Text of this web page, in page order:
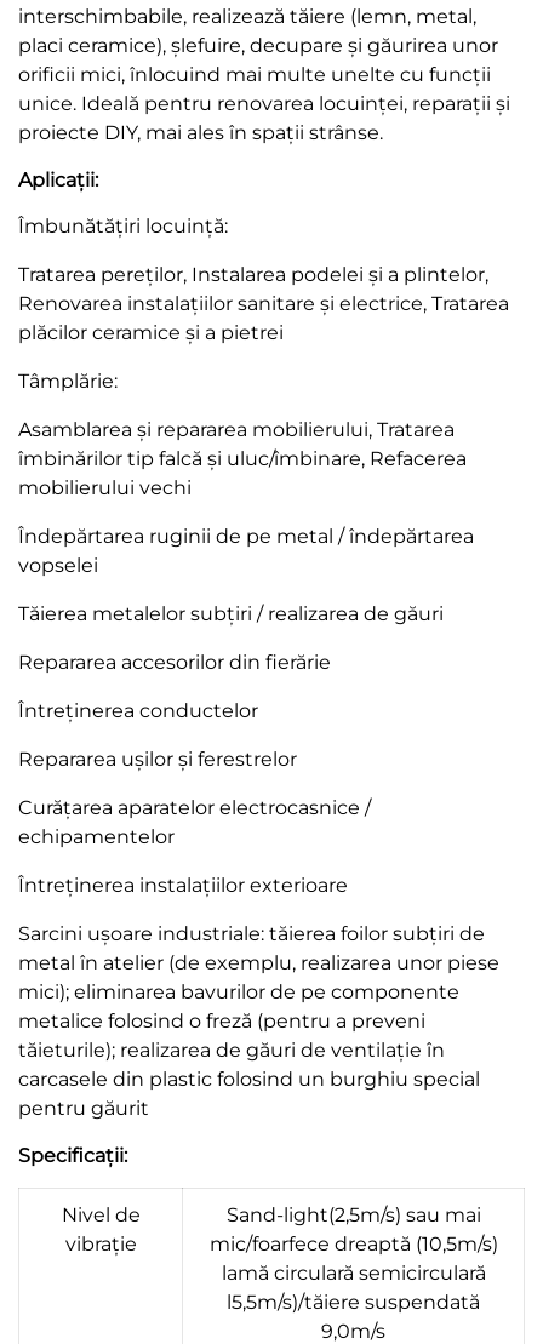
interschimbabile, realizează tăiere (lemn, metal,
placi ceramice), șlefuire, decupare și găurirea unor
orificii mici, înlocuind mai multe unelte cu funcții
unice. Ideală pentru renovarea locuinței, reparații și
proiecte DIY, mai ales în spații strânse.
Aplicații:
Îmbunătățiri locuință:
Tratarea pereților, Instalarea podelei și a plintelor,
Renovarea instalațiilor sanitare și electrice, Tratarea
plăcilor ceramice și a pietrei
Tâmplărie:
Asamblarea și repararea mobilierului, Tratarea
îmbinărilor tip falcă și uluc/îmbinare, Refacerea
mobilierului vechi
Îndepărtarea ruginii de pe metal / îndepărtarea
vopselei
Tăierea metalelor subțiri / realizarea de găuri
Repararea accesorilor din fierărie
Întreținerea conductelor
Repararea ușilor și ferestrelor
Curățarea aparatelor electrocasnice /
echipamentelor
Întreținerea instalațiilor exterioare
Sarcini ușoare industriale: tăierea foilor subțiri de
metal în atelier (de exemplu, realizarea unor piese
mici); eliminarea bavurilor de pe componente
metalice folosind o freză (pentru a preveni
tăieturile); realizarea de găuri de ventilație în
carcasele din plastic folosind un burghiu special
pentru găurit
Specificații:
Nivel de
vibrație
Sand-light(2,5m/s) sau mai
mic/foarfece dreaptă (10,5m/s)
lamă circulară semicirculară
l5,5m/s)/tăiere suspendată
9,0m/s